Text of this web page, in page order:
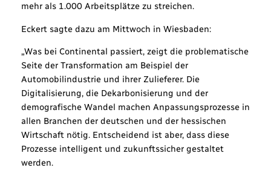
mehr als 1.000 Arbeitsplätze zu streichen.
Eckert sagte dazu am Mittwoch in Wiesbaden:
„Was bei Continental passiert, zeigt die problematische
Seite der Transformation am Beispiel der
Automobilindustrie und ihrer Zulieferer. Die
Digitalisierung, die Dekarbonisierung und der
demografische Wandel machen Anpassungsprozesse in
allen Branchen der deutschen und der hessischen
Wirtschaft nötig. Entscheidend ist aber, dass diese
Prozesse intelligent und zukunftssicher gestaltet
werden.